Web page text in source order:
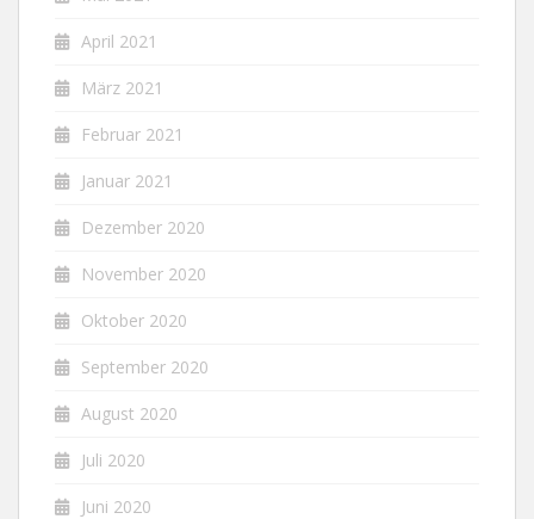
April 2021
März 2021
Februar 2021
Januar 2021
Dezember 2020
November 2020
Oktober 2020
September 2020
August 2020
Juli 2020
Juni 2020